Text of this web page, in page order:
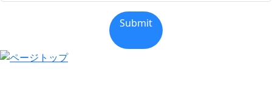
Submit